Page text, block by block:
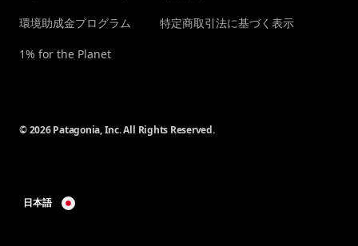
環境助成金プログラム
1% for the Planet
特定商取引法に基づく表示
© 2026 Patagonia, Inc. All Rights Reserved.
日本語